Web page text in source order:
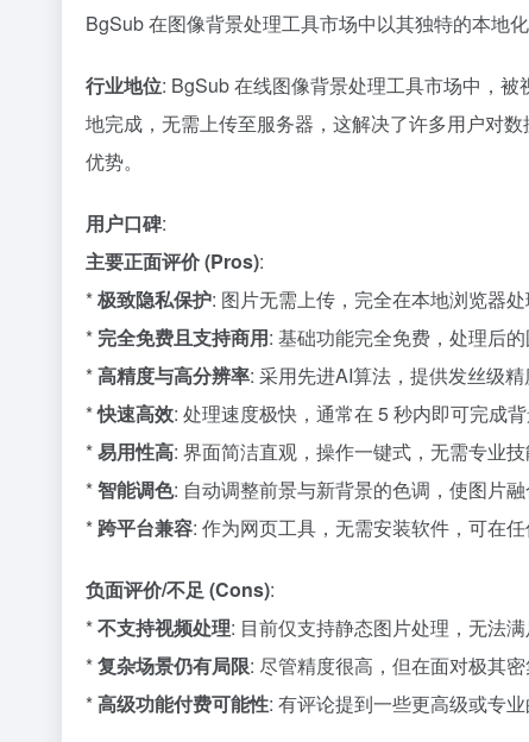
BgSub 在图像背景处理工具市场中以其独特的本地
行业地位: BgSub 在线图像背景处理工具市场中，
地完成，无需上传至服务器，这解决了许多用户对
优势。
用户口碑:
主要正面评价 (Pros):
*极致隐私保护: 图片无需上传，完全在本地浏览器
* 完全免费且支持商用: 基础功能完全免费，处理后
*高精度与高分辨率: 采用先进AI算法，提供发丝级
*快速高效: 处理速度极快，通常在 5 秒内即可完成背
*易用性高: 界面简洁直观，操作一键式，无需专业技
*智能调色: 自动调整前景与新背景的色调，使图片融
* 跨平台兼容: 作为网页工具，无需安装软件，可在任
负面评价/不足 (Cons):
*不支持视频处理: 目前仅支持静态图片处理，无法
*复杂场景仍有局限: 尽管精度很高，但在面对极其
*高级功能付费可能性: 有评论提到一些更高级或专